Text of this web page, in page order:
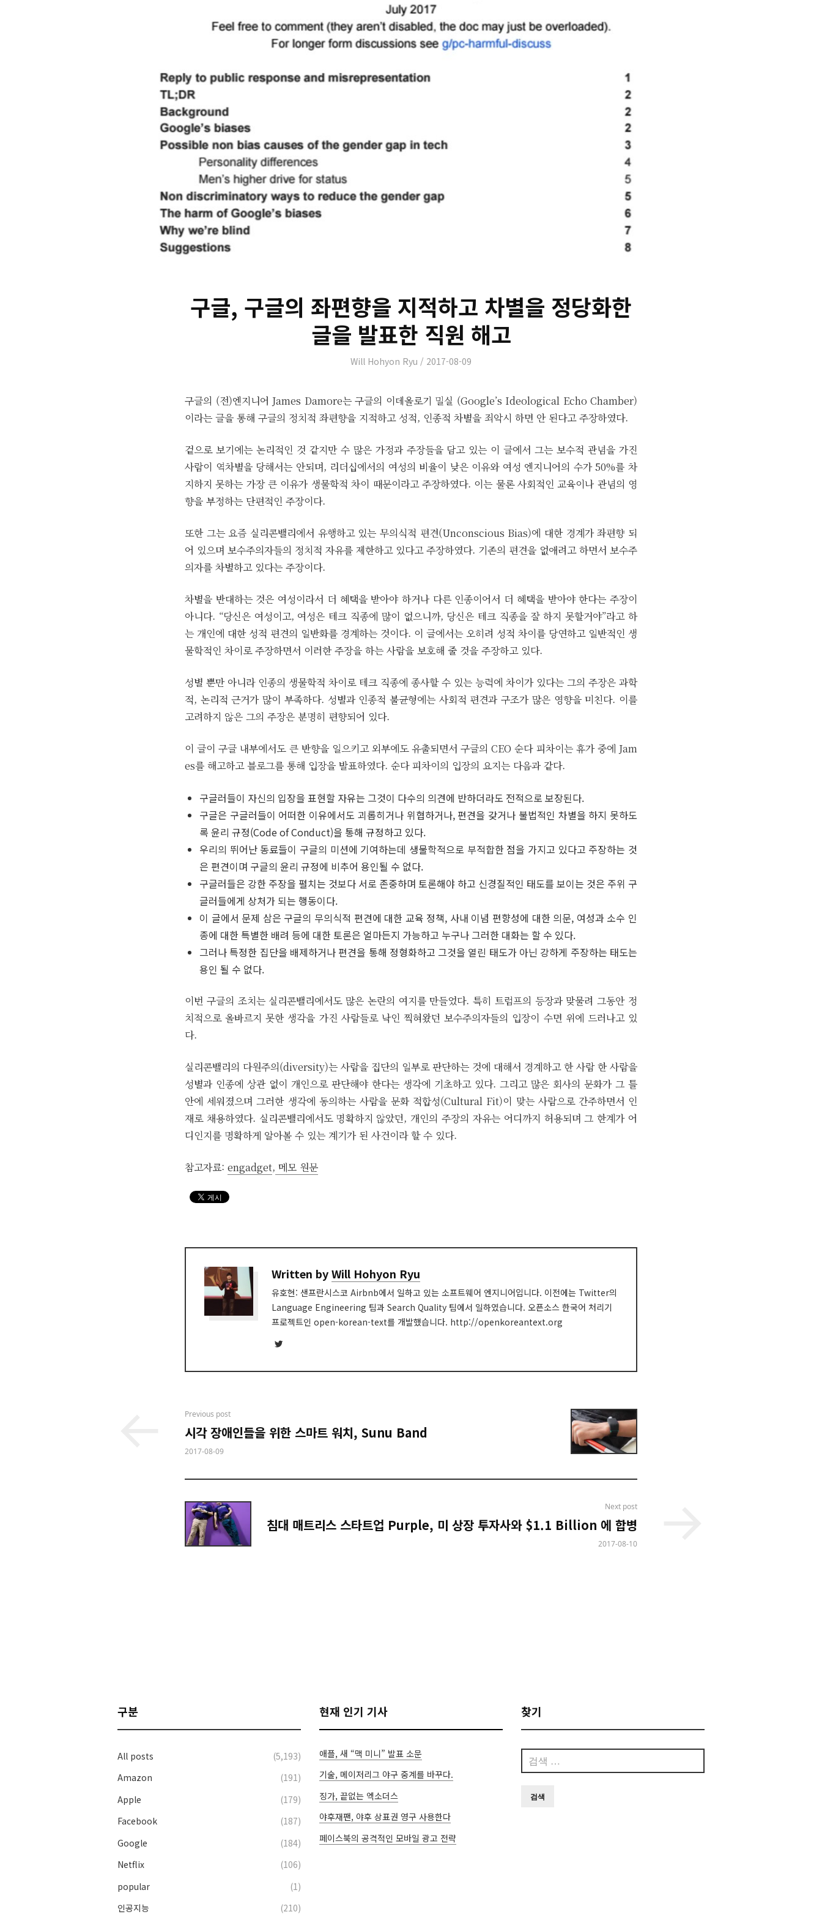
구글, 구글의 좌편향을 지적하고 차별을 정당화한
글을 발표한 직원 해고
Author
Will Hohyon Ryu
Posted
2017-08-09
구글의 (전)엔지니어 James Damore는 구글의 이데올로기 밀실 (Google’s Ideological Echo Chamber)
이라는 글을 통해 구글의 정치적 좌편향을 지적하고 성적, 인종적 차별을 죄악시 하면 안 된다고 주장하였다.
겉으로 보기에는 논리적인 것 같지만 수 많은 가정과 주장들을 담고 있는 이 글에서 그는 보수적 관념을 가진
사람이 역차별을 당해서는 안되며, 리더십에서의 여성의 비율이 낮은 이유와 여성 엔지니어의 수가 50%를 차
지하지 못하는 가장 큰 이유가 생물학적 차이 때문이라고 주장하였다. 이는 물론 사회적인 교육이나 관념의 영
향을 부정하는 단편적인 주장이다.
또한 그는 요즘 실리콘밸리에서 유행하고 있는 무의식적 편견(Unconscious Bias)에 대한 경계가 좌편향 되
어 있으며 보수주의자들의 정치적 자유를 제한하고 있다고 주장하였다. 기존의 편견을 없애려고 하면서 보수주
의자를 차별하고 있다는 주장이다.
차별을 반대하는 것은 여성이라서 더 혜택을 받아야 하거나 다른 인종이어서 더 혜택을 받아야 한다는 주장이
아니다. “당신은 여성이고, 여성은 테크 직종에 많이 없으니까, 당신은 테크 직종을 잘 하지 못할거야”라고 하
는 개인에 대한 성적 편견의 일반화를 경계하는 것이다. 이 글에서는 오히려 성적 차이를 당연하고 일반적인 생
물학적인 차이로 주장하면서 이러한 주장을 하는 사람을 보호해 줄 것을 주장하고 있다.
성별 뿐만 아니라 인종의 생물학적 차이로 테크 직종에 종사할 수 있는 능력에 차이가 있다는 그의 주장은 과학
적, 논리적 근거가 많이 부족하다. 성별과 인종적 불균형에는 사회적 편견과 구조가 많은 영향을 미친다. 이를
고려하지 않은 그의 주장은 분명히 편향되어 있다.
이 글이 구글 내부에서도 큰 반향을 일으키고 외부에도 유출되면서 구글의 CEO 순다 피차이는 휴가 중에 Jam
es를 해고하고 블로그를 통해 입장을 발표하였다. 순다 피차이의 입장의 요지는 다음과 같다.
구글러들이 자신의 입장을 표현할 자유는 그것이 다수의 의견에 반하더라도 전적으로 보장된다.
구글은 구글러들이 어떠한 이유에서도 괴롭히거나 위협하거나, 편견을 갖거나 불법적인 차별을 하지 못하도
록 윤리 규정(Code of Conduct)을 통해 규정하고 있다.
우리의 뛰어난 동료들이 구글의 미션에 기여하는데 생물학적으로 부적합한 점을 가지고 있다고 주장하는 것
은 편견이며 구글의 윤리 규정에 비추어 용인될 수 없다.
구글러들은 강한 주장을 펼치는 것보다 서로 존중하며 토론해야 하고 신경질적인 태도를 보이는 것은 주위 구
글러들에게 상처가 되는 행동이다.
이 글에서 문제 삼은 구글의 무의식적 편견에 대한 교육 정책, 사내 이념 편향성에 대한 의문, 여성과 소수 인
종에 대한 특별한 배려 등에 대한 토론은 얼마든지 가능하고 누구나 그러한 대화는 할 수 있다.
그러나 특정한 집단을 배제하거나 편견을 통해 정형화하고 그것을 열린 태도가 아닌 강하게 주장하는 태도는
용인 될 수 없다.
이번 구글의 조치는 실리콘밸리에서도 많은 논란의 여지를 만들었다. 특히 트럼프의 등장과 맞물려 그동안 정
치적으로 올바르지 못한 생각을 가진 사람들로 낙인 찍혀왔던 보수주의자들의 입장이 수면 위에 드러나고 있
다.
실리콘밸리의 다원주의(diversity)는 사람을 집단의 일부로 판단하는 것에 대해서 경계하고 한 사람 한 사람을
성별과 인종에 상관 없이 개인으로 판단해야 한다는 생각에 기초하고 있다. 그리고 많은 회사의 문화가 그 틀
안에 세워졌으며 그러한 생각에 동의하는 사람을 문화 적합성(Cultural Fit)이 맞는 사람으로 간주하면서 인
재로 채용하였다. 실리콘밸리에서도 명확하지 않았던, 개인의 주장의 자유는 어디까지 허용되며 그 한계가 어
디인지를 명확하게 알아볼 수 있는 계기가 된 사건이라 할 수 있다.
참고자료: engadget, 메모 원문
Written byWill Hohyon Ryu
유호현: 샌프란시스코 Airbnb에서 일하고 있는 소프트웨어 엔지니어입니다. 이전에는 Twitter의
Language Engineering 팀과 Search Quality 팀에서 일하였습니다. 오픈소스 한국어 처리기
프로젝트인 open-korean-text를 개발했습니다. http://openkoreantext.org
navigation
Previous post
시각 장애인들을 위한 스마트 워치, Sunu Band
2017-08-09
Next post
침대 매트리스 스타트업 Purple, 미 상장 투자사와 $1.1 Billion 에 합병
2017-08-10
구분
All posts
(5,193)
Amazon
(191)
Apple
(179)
Facebook
(187)
Google
(184)
Netflix
(106)
popular
(1)
인공지능
(210)
현재 인기 기사
애플, 새 “맥 미니” 발표 소문
기술, 메이저리그 야구 중계를 바꾸다.
징가, 끝없는 엑소더스
야후재팬, 야후 상표권 영구 사용한다
페이스북의 공격적인 모바일 광고 전략
찾기
색: